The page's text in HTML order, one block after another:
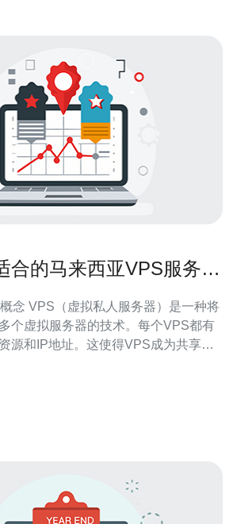
合的马来西亚VPS服务方
是一种将
个虚拟服务器的技术。每个VPS都有
源和IP地址。这使得VPS成为共享主